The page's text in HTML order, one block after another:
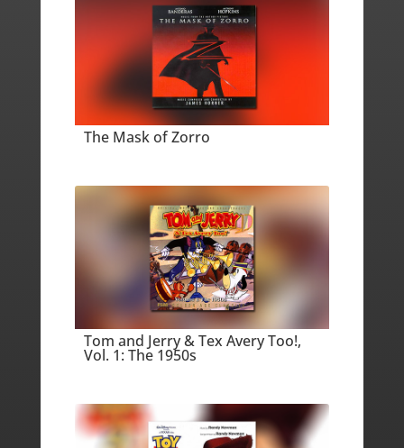
The Mask of Zorro
Tom and Jerry & Tex Avery Too!,
Vol. 1: The 1950s